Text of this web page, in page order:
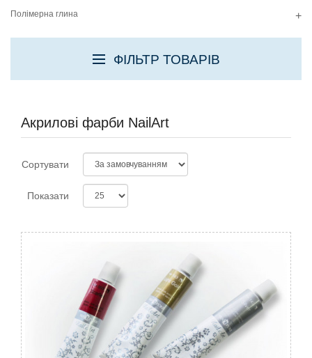
+
Полімерна глина
ФІЛЬТР ТОВАРІВ
Акрилові фарби NailArt
Сортувати
Показати